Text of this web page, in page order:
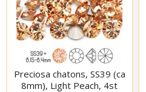
Preciosa chatons, SS39 (ca
8mm), Light Peach, 4st